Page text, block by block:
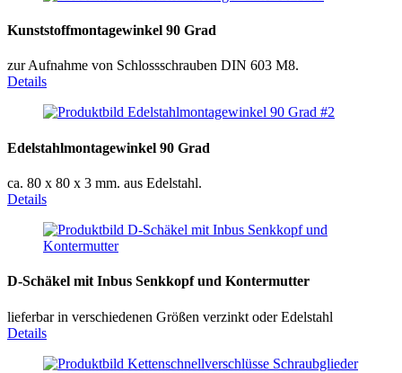
Kunststoffmontagewinkel 90 Grad
zur Aufnahme von Schlossschrauben DIN 603 M8.
Details
Edelstahlmontagewinkel 90 Grad
ca. 80 x 80 x 3 mm. aus Edelstahl.
Details
D-Schäkel mit Inbus Senkkopf und Kontermutter
lieferbar in verschiedenen Größen verzinkt oder Edelstahl
Details